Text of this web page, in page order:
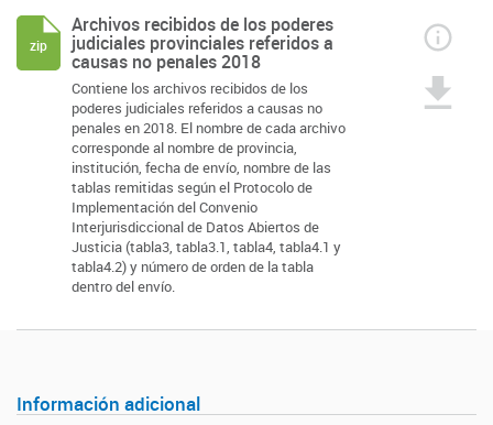
Archivos recibidos de los poderes
judiciales provinciales referidos a
causas no penales 2018
Contiene los archivos recibidos de los
poderes judiciales referidos a causas no
penales en 2018. El nombre de cada archivo
corresponde al nombre de provincia,
institución, fecha de envío, nombre de las
tablas remitidas según el Protocolo de
Implementación del Convenio
Interjurisdiccional de Datos Abiertos de
Justicia (tabla3, tabla3.1, tabla4, tabla4.1 y
tabla4.2) y número de orden de la tabla
dentro del envío.
zip
Información adicional